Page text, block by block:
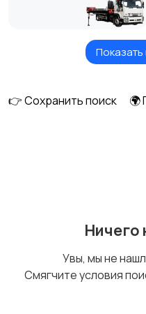
Показать
👉 Сохранить поиск
🌍
Ничего
Увы, мы не
Смягчите условия